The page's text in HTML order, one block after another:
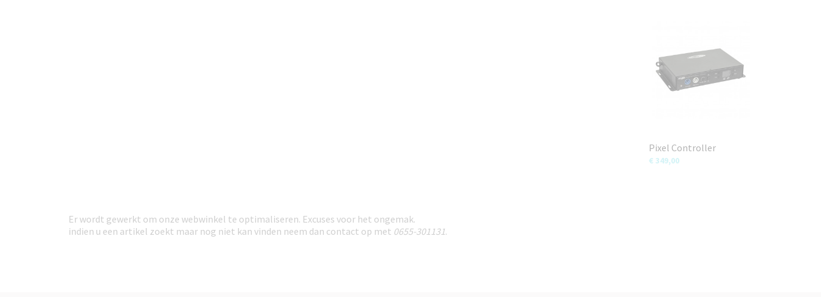
Pixel Controller
€ 349,00
Er wordt gewerkt om onze webwinkel te optimaliseren. Excuses voor het ongemak.
indien u een artikel zoekt maar nog niet kan vinden neem dan contact op met 0655-301131.